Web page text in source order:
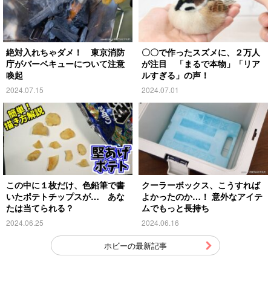
絶対入れちゃダメ！ 東京消防
庁がバーベキューについて注意
喚起
2024.07.15
〇〇で作ったスズメに、２万人
が注目 「まるで本物」「リア
ルすぎる」の声！
2024.07.01
この中に１枚だけ、色鉛筆で書
いたポテトチップスが… あな
たは当てられる？
2024.06.25
クーラーボックス、こうすれば
よかったのか…！ 意外なアイテ
ムでもっと長持ち
2024.06.16
ホビーの最新記事